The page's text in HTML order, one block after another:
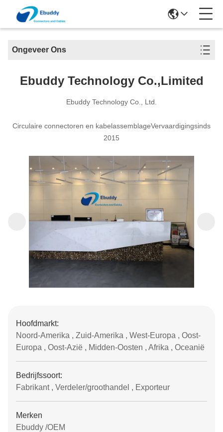
Ongeveer Ons
Ebuddy Technology Co.,Limited
Ebuddy Technology Co., Ltd.
Circulaire connectoren en kabelassemblageVervaardigingsinds
2015
Hoofdmarkt:
Noord-Amerika , Zuid-Amerika , West-Europa , Oost-
Europa , Oost-Azië , Midden-Oosten , Afrika , Oceanië
Bedrijfssoort:
Fabrikant , Verdeler/groothandel , Exporteur
Merken
Ebuddy /OEM